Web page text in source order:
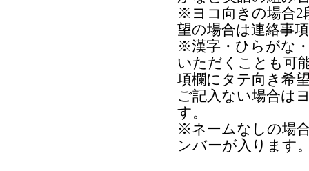
※ヨコ向きの場合2
望の場合は連絡事
※漢字・ひらがな
いただくことも可
項欄にタテ向き希
ご記入ない場合は
す。
※ネームなしの場
ンバーが入ります